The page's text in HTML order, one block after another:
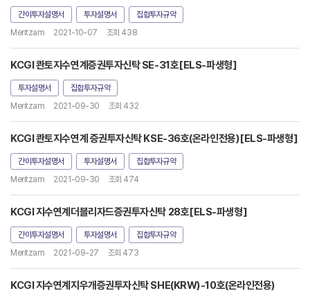
간이투자설명서 투자설명서
집합투자규약
Meritzam
2021-10-07 조회 438
KCGI 콴토지수연계증권투자신탁 SE-31호[ELS-파생형]
투자설명서
집합투자규약
Meritzam
2021-09-30 조회 432
KCGI 콴토지수연계 증권투자신탁 KSE-36호(온라인전용)[ELS-파생형]
간이투자설명서 투자설명서
집합투자규약
Meritzam
2021-09-30 조회 474
KCGI 지수연계더블리자드증권투자신탁 28호[ELS-파생형]
간이투자설명서 투자설명서
집합투자규약
Meritzam
2021-09-27 조회 473
KCGI 지수연계지우개증권투자신탁 SHE(KRW)-10호(온라인전용)